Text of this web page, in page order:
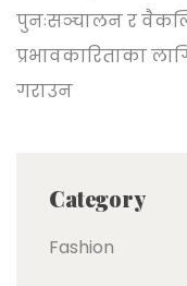
पुनःसञ्चालन र
प्रभावकारिताका
गराउन
Category
Fashion